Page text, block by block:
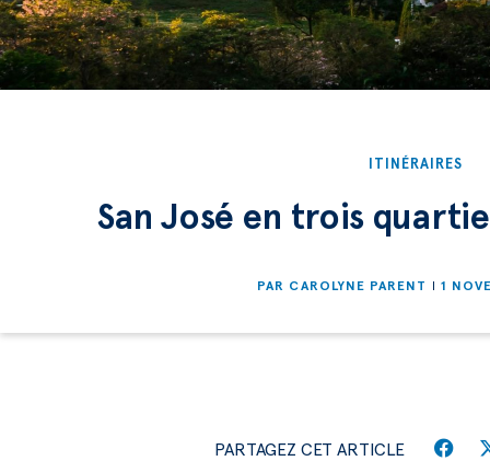
ITINÉRAIRES
San José en trois
PAR CAROLYNE PARENT 1
PARTAGEZ CET ARTICLE